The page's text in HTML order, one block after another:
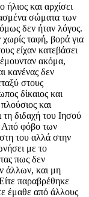
και αρχίσει
σώματα των
δεν ήταν λόγος.
ταφή, βορά για
είχαν κατεβάσει
ακόμα,
κανένας δεν
στους
δίκαιος και
και
διδαχή του Ιησού
Από φόβο των
του αλλά στην
με το
πως δεν
άλλων, και μη
παραβρέθηκε
έμαθε από άλλους